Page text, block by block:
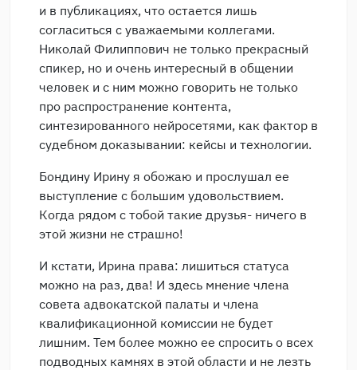
и в публикациях, что остается лишь
согласиться с уважаемыми коллегами.
Николай Филиппович не только прекрасный
спикер, но и очень интересный в общении
человек и с ним можно говорить не только
про распространение контента,
синтезированного нейросетями, как фактор в
судебном доказывании: кейсы и технологии.
Бондину Ирину я обожаю и прослушал ее
выступление с большим удовольствием.
Когда рядом с тобой такие друзья- ничего в
этой жизни не страшно!
И кстати, Ирина права: лишиться статуса
можно на раз, два! И здесь мнение члена
совета адвокатской палаты и члена
квалификационной комиссии не будет
лишним. Тем более можно ее спросить о всех
подводных камнях в этой области и не лезть